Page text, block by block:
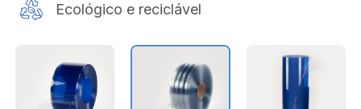
Ecológico e reciclável